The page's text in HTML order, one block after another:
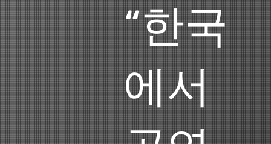
“한국
에서